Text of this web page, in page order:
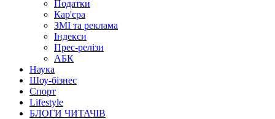
Податки
Кар'єра
ЗМІ та реклама
Індекси
Прес-релізи
АБК
Наука
Шоу-бізнес
Спорт
Lifestyle
БЛОГИ ЧИТАЧІВ